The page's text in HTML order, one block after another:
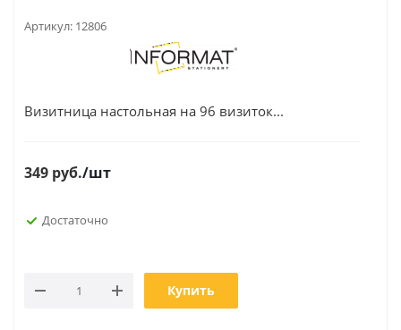
Артикул: 12806
Визитница настольная на 96 визиток...
349 руб./шт
Достаточно
Купить